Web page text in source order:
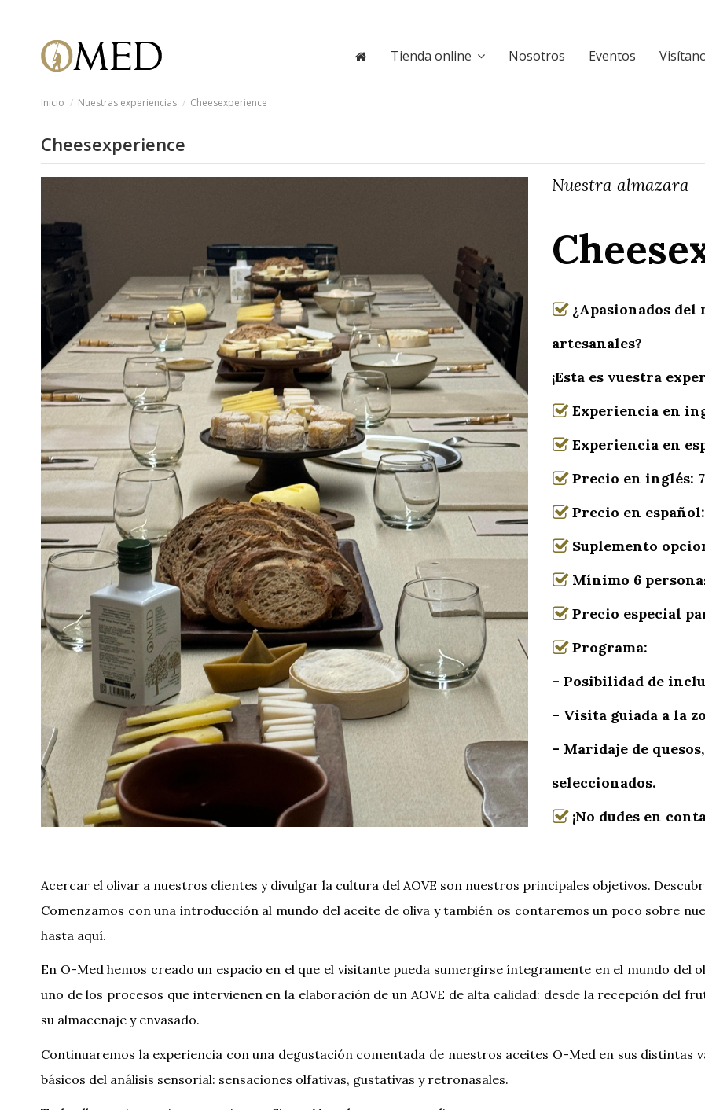
Tienda online Nosotros Eventos
Inicio Nuestras experiencias Cheesexperience
Cheesexperience
Nuestra almazara
¿Apasionados del
artesanales?
¡Esta es vuestra
Experiencia en
Experiencia en
Precio en inglés:
Precio en
Suplemento
Mínimo 6
Precio especial
Programa:
– Posibilidad de
– Visita guiada a la
– Maridaje de
seleccionados.
¡No dudes en
Acercar el olivar a nuestros clientes y divulgar la cultura del AOVE son nuestros principales objetivos.
Comenzamos con una introducción al mundo del aceite de oliva y también os contaremos un poco sobre
hasta aquí.
En O-Med hemos creado un espacio en el que el visitante pueda sumergirse íntegramente en el mundo
uno de los procesos que intervienen en la elaboración de un AOVE de alta calidad: desde la recepción del
su almacenaje y envasado.
Continuaremos la experiencia con una degustación comentada de nuestros aceites O-Med en sus distintas
básicos del análisis sensorial: sensaciones olfativas, gustativas y retronasales.